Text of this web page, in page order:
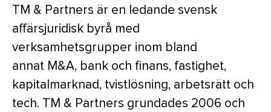
TM & Partners är en ledande svensk
affärsjuridisk byrå med
verksamhetsgrupper inom bland
annat M&A, bank och finans, fastighet,
kapitalmarknad, tvistlösning, arbetsrätt och
tech. TM & Partners grundades 2006 och